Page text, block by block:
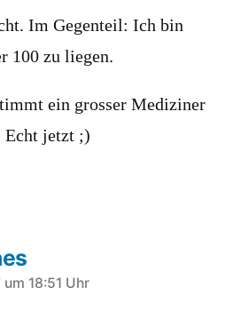
Im Gegenteil: Ich bin
100 zu liegen.
ein grosser Mediziner
Echt jetzt ;)
18:51 Uhr